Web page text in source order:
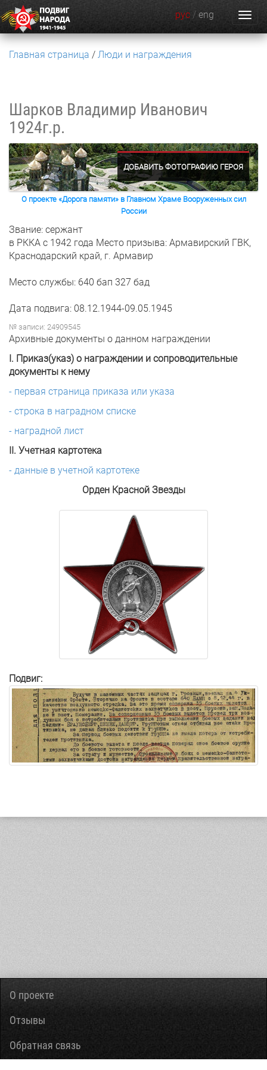
рус / eng
Главная страница Люди и награждения
Шарков Владимир Иванович
1924г.р.
ДОБАВИТЬ ФОТОГРАФИЮ ГЕРОЯ
О проекте «Дорога памяти» в Главном Храме Вооруженных сил
России
Звание: сержант
в РККА с 1942 года Место призыва: Армавирский ГВК,
Краснодарский край, г. Армавир
Место службы: 640 бап 327 бад
Дата подвига: 08.12.1944-09.05.1945
№ записи: 24909545
Архивные документы о данном награждении
I. Приказ(указ) о награждении и сопроводительные
документы к нему
- первая страница приказа или указа
- строка в наградном списке
- наградной лист
II. Учетная картотека
- данные в учетной картотеке
Орден Красной Звезды
Подвиг:
О проекте
Отзывы
Обратная связь